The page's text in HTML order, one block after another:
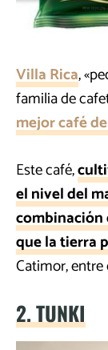
Villa Rica,
familia de
mejor café
Este café,
el nivel del
combinación
que la tierra
Catimor, entre
2. TUNKI